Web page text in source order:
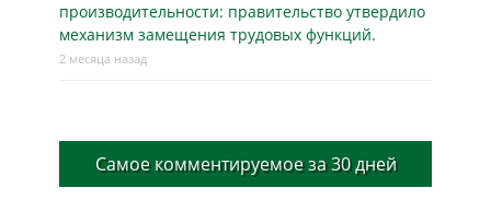
производительности: правительство утвердило
механизм замещения трудовых функций.
2 месяца назад
Самое комментируемое за 30 дней